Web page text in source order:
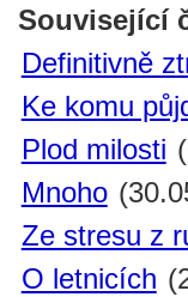
Související
Definitivně
Ke komu
Plod milosti
Mnoho
Ze stresu z
O letnicích